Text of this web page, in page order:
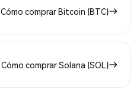
Cómo comprar Bitcoin (BTC)
Cómo comprar Solana (SOL)